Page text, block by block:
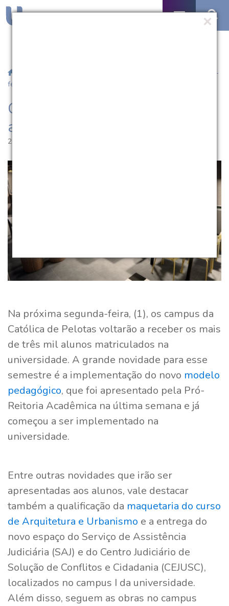
/ Católica de Pelotas volta às aulas nesta segunda-
feira (1)
Católica de Pelotas volta às
aulas nesta segunda-feira (1)
29.07.2022 | 18:50
Na próxima segunda-feira, (1), os campus da
Católica de Pelotas voltarão a receber os mais
de três mil alunos matriculados na
universidade. A grande novidade para esse
semestre é a implementação do novo modelo
pedagógico, que foi apresentado pela Pró-
Reitoria Acadêmica na última semana e já
começou a ser implementado na
universidade.
Entre outras novidades que irão ser
apresentadas aos alunos, vale destacar
também a qualificação da maquetaria do curso
de Arquitetura e Urbanismo e a entrega do
novo espaço do Serviço de Assistência
Judiciária (SAJ) e do Centro Judiciário de
Solução de Conflitos e Cidadania (CEJUSC),
localizados no campus I da universidade.
Além disso, seguem as obras no campus